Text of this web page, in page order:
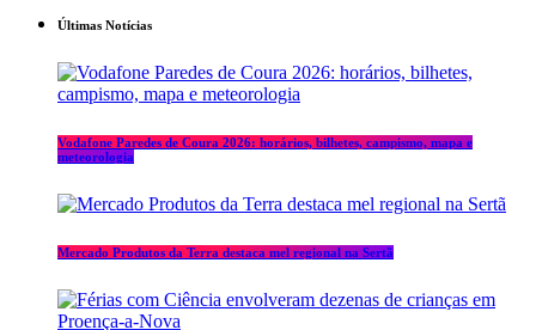
Últimas Notícias
Vodafone Paredes de Coura 2026: horários, bilhetes, campismo, mapa e
meteorologia
Mercado Produtos da Terra destaca mel regional na Sertã